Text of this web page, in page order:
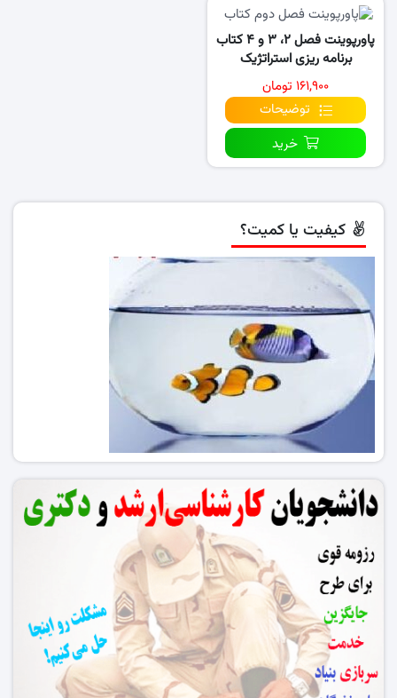
پاورپوینت فصل ۲، ۳ و ۴ کتاب
برنامه ریزی استراتژیک
۱۶۱,۹۰۰ تومان
توضیحات
خرید
کیفیت یا کمیت؟